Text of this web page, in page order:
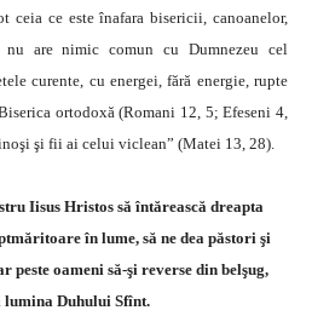
ceia ce este înafara bisericii, canoanelor,
nu are nimic comun cu Dumnezeu cel
curente, cu energei, fără energie, rupte
ortodoxă (Romani 12, 5; Efeseni 4,
şi fii ai celui viclean” (Matei 13, 28).
Iisus Hristos să întărească dreapta
în lume, să ne dea păstori şi
oameni să-şi reverse din belşug,
lumina Duhului Sfînt.